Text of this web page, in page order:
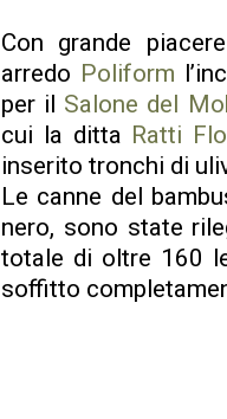
Con grande
arredo Poliform
per il Salone del
cui la ditta Ratti
inserito tronchi di
Le canne del
nero, sono state
totale di oltre 160
soffitto